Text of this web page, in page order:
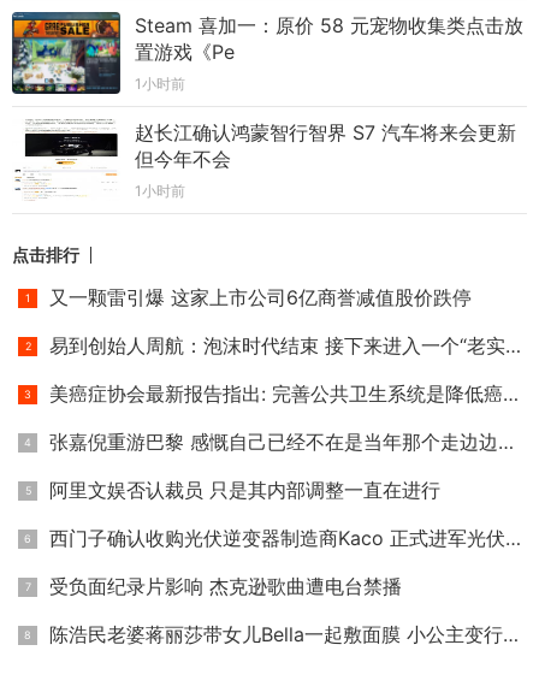
Steam 喜加一：原价 58 元宠物收集类点击放
置游戏《Pe
1小时前
赵长江确认鸿蒙智行智界 S7 汽车将来会更新
但今年不会
1小时前
点击排行
又一颗雷引爆 这家上市公司6亿商誉减值股价跌停
易到创始人周航：泡沫时代结束 接下来进入一个“老实时代”
美癌症协会最新报告指出: 完善公共卫生系统是降低癌症死亡率
张嘉倪重游巴黎 感慨自己已经不在是当年那个走边边的小小姑娘
阿里文娱否认裁员 只是其内部调整一直在进行
西门子确认收购光伏逆变器制造商Kaco 正式进军光伏家用储能市
受负面纪录片影响 杰克逊歌曲遭电台禁播
陈浩民老婆蒋丽莎带女儿Bella一起敷面膜 小公主变行走的表情包